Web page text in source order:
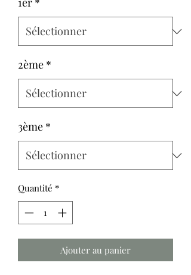
2ème *
3ème *
Quantité *
Ajouter au panier